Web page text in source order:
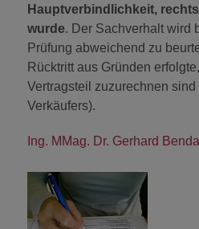
Hauptverbindlichkeit,
wurde. Der Sachverhalt wird
Prüfung abweichend zu
Rücktritt aus Gründen
Vertragsteil zuzurechnen
Verkäufers).
Ing. MMag. Dr. Gerhard Benda